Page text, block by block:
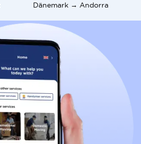
Dänemark → Andorra